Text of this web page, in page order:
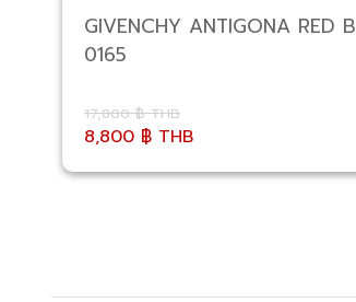
GIVENCHY ANTIGONA RED B
0165
17,800 ฿ THB
8,800 ฿ THB